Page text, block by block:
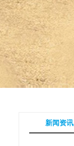
新闻资讯